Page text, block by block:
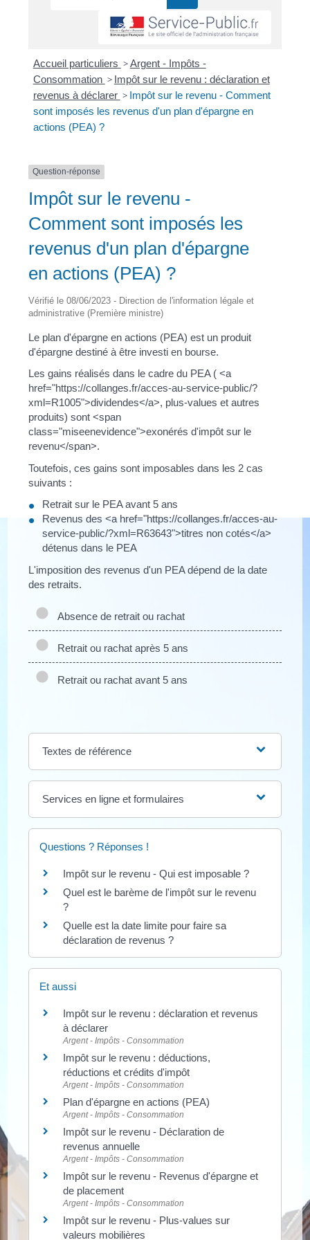
Accueil particuliers >Argent - Impôts -
Consommation > Impôt sur le revenu : déclaration et
revenus à déclarer > Impôt sur le revenu - Comment
sont imposés les revenus d'un plan d'épargne en
actions (PEA) ?
Question-réponse
Impôt sur le revenu -
Comment sont imposés les
revenus d'un plan d'épargne
en actions (PEA) ?
Vérifié le 08/06/2023 - Direction de l'information légale et
administrative (Première ministre)
Le plan d'épargne en actions (PEA) est un produit
d'épargne destiné à être investi en bourse.
Les gains réalisés dans le cadre du PEA ( <a
href="https://collanges.fr/acces-au-service-public/?
xml=R1005">dividendes</a>, plus-values et autres
produits) sont <span
class="miseenevidence">exonérés d'impôt sur le
revenu</span>.
Toutefois, ces gains sont imposables dans les 2 cas
suivants :
Retrait sur le PEA avant 5 ans
Revenus des <a href="https://collanges.fr/acces-au-
service-public/?xml=R63643">titres non cotés</a>
détenus dans le PEA
L'imposition des revenus d'un PEA dépend de la date
des retraits.
Absence de retrait ou rachat
Retrait ou rachat après 5 ans
Retrait ou rachat avant 5 ans
Textes de référence
Services en ligne et formulaires
Questions ? Réponses !
Impôt sur le revenu - Qui est imposable ?
Quel est le barème de l'impôt sur le revenu
?
Quelle est la date limite pour faire sa
déclaration de revenus ?
Et aussi
Impôt sur le revenu : déclaration et revenus
à déclarer
Argent - Impôts - Consommation
Impôt sur le revenu : déductions,
réductions et crédits d'impôt
Argent - Impôts - Consommation
Plan d'épargne en actions (PEA)
Argent - Impôts - Consommation
Impôt sur le revenu - Déclaration de
revenus annuelle
Argent - Impôts - Consommation
Impôt sur le revenu - Revenus d'épargne et
de placement
Argent - Impôts - Consommation
Impôt sur le revenu - Plus-values sur
valeurs mobilières